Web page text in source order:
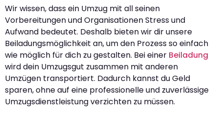
Wir wissen, dass ein Umzug mit all seinen
Vorbereitungen und Organisationen Stress und
Aufwand bedeutet. Deshalb bieten wir dir unsere
Beiladungsmöglichkeit an, um den Prozess so einfach
wie möglich für dich zu gestalten. Bei einer Beiladung
wird dein Umzugsgut zusammen mit anderen
Umzügen transportiert. Dadurch kannst du Geld
sparen, ohne auf eine professionelle und zuverlässige
Umzugsdienstleistung verzichten zu müssen.